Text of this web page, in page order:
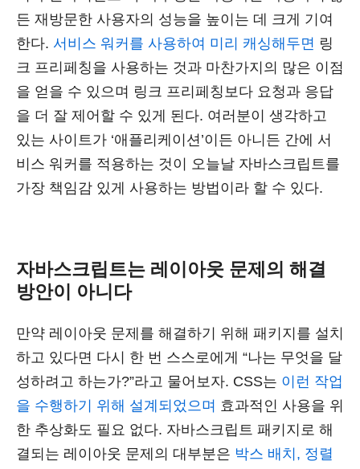
든 재방문한 사용자의 성능을 높이는 데 크게 기여
한다. 서비스 워커를 사용하여 미리 캐싱해두면 링
크 프리페칭을 사용하는 것과 마찬가지의 많은 이점
을 얻을 수 있으며 링크 프리페칭보다 요청과 응답
을 더 잘 제어할 수 있게 된다. 여러분이 생각하고
있는 사이트가 ‘애플리케이션’이든 아니든 간에 서
비스 워커를 적용하는 것이 오늘날 자바스크립트를
가장 책임감 있게 사용하는 방법이라 할 수 있다.
자바스크립트는 레이아웃 문제의 해결
방안이 아니다
만약 레이아웃 문제를 해결하기 위해 패키지를 설치
하고 있다면 다시 한 번 스스로에게 “나는 무엇을 달
성하려고 하는가?”라고 물어보자. CSS는 이런 작업
을 수행하기 위해 설계되었으며 효과적인 사용을 위
한 추상화도 필요 없다. 자바스크립트 패키지로 해
결되는 레이아웃 문제의 대부분은 박스 배치, 정렬